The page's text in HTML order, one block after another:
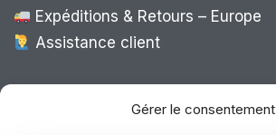
Gérer le consentement
Expéditions & Retours – Europe
Assistance client
Expédition Europe